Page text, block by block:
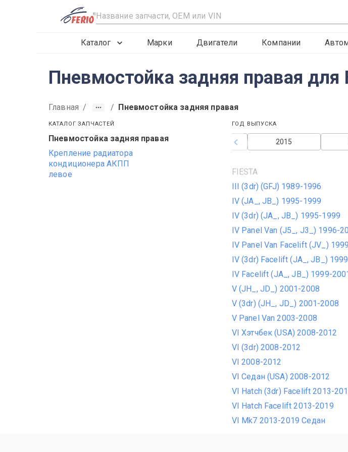
R
Каталог Марки Двигатели Компании
Пневмостойка задняя правая для
Главная / / Пневмостойка задняя правая
КАТАЛОГ ЗАПЧАСТЕЙ
Пневмостойка задняя правая
Крепление радиатора
кондиционера АКПП
левое
ГОД ВЫПУСКА
2015
2013
2012
FIESTA
III (3dr) (GFJ) 1989-1996
IV (JA_, JB_) 1995-1999
IV (3dr) (JA_, JB_) 1995-1999
IV Panel Van (J5_, J3_) 1996-
IV Panel Van Facelift (JV_)
IV (3dr) Facelift (JA_, JB_)
IV Facelift (JA_, JB_) 1999-
V (JH_, JD_) 2001-2008
V (3dr) (JH_, JD_) 2001-2008
V Panel Van 2003-2008
VI Хэтчбек (USA) 2008-2012
VI (3dr) 2008-2012
VI 2008-2012
VI Седан (USA) 2008-2012
VI Hatch (3dr) Facelift 2013-
VI Hatch Facelift 2013-2019
VI Mk7 2013-2019 Седан